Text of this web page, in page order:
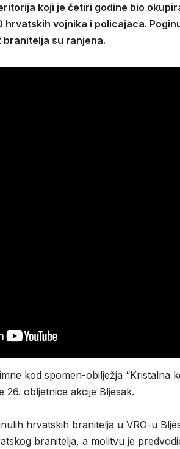
koji je četiri godine bio
hrvatskih vojnika i policajaca.
su ranjena.
kod spomen-obilježja “Kristalna
26. obljetnice akcije Bljesak.
hrvatskih branitelja u VRO-u
branitelja, a molitvu je